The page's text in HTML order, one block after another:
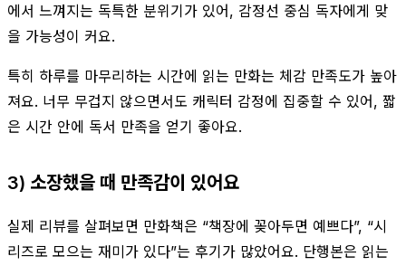
에서 느껴지는 독특한 분위기가 있어, 감정선 중심 독자에게 맞
을 가능성이 커요.
특히 하루를 마무리하는 시간에 읽는 만화는 체감 만족도가 높아
져요. 너무 무겁지 않으면서도 캐릭터 감정에 집중할 수 있어, 짧
은 시간 안에 독서 만족을 얻기 좋아요.
3) 소장했을 때 만족감이 있어요
실제 리뷰를 살펴보면 만화책은 “책장에 꽂아두면 예쁘다”, “시
리즈로 모으는 재미가 있다”는 후기가 많았어요. 단행본은 읽는